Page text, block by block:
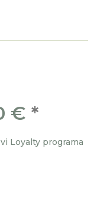
€ *
Loyalty programa